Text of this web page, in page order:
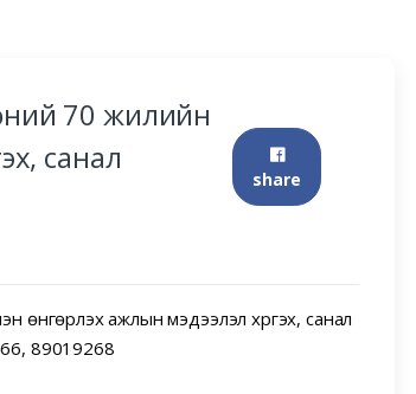
70 жилийн
санал
share
ажлын мэдээлэл хүргэх, санал
89019268